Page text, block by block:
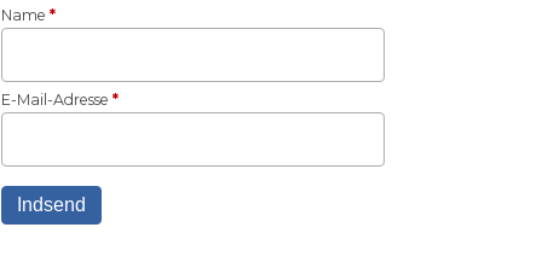
Name *
E-Mail-Adresse *
Indsend